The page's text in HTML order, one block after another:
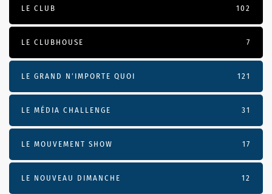
LE CLUB 102
LE CLUBHOUSE 7
LE GRAND N’IMPORTE QUOI 121
LE MÉDIA CHALLENGE 31
LE MOUVEMENT SHOW 17
LE NOUVEAU DIMANCHE 12